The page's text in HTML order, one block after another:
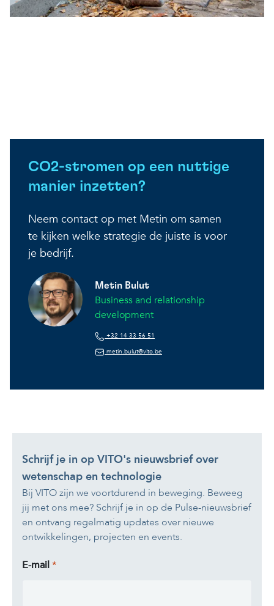
CO2-stromen op een nuttige
manier inzetten?
Neem contact op met Metin om samen
te kijken welke strategie de juiste is voor
je bedrijf.
Metin Bulut
Business and relationship
development
+32 14 33 56 51
metin.bulut@vito.be
Schrijf je in op VITO's nieuwsbrief over
wetenschap en technologie
Bij VITO zijn we voortdurend in beweging. Beweeg
jij met ons mee? Schrijf je in op de Pulse-nieuwsbrief
en ontvang regelmatig updates over nieuwe
ontwikkelingen, projecten en events.
E-mail